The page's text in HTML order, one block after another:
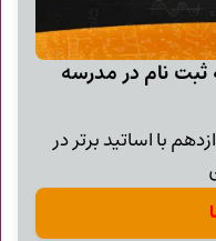
ثبت نام در مدرسه
با اساتید برتر در